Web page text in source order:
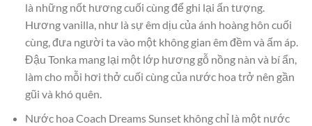
là những nốt hương cuối cùng để ghi lại ấn tượng.
Hương vanilla, như là sự êm dịu của ánh hoàng hôn cuối
cùng, đưa người ta vào một không gian êm đềm và ấm áp.
Đậu Tonka mang lại một lớp hương gỗ nồng nàn và bí ẩn,
làm cho mỗi hơi thở cuối cùng của nước hoa trở nên gần
gũi và khó quên.
Nước hoa Coach Dreams Sunset không chỉ là một nước